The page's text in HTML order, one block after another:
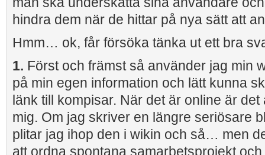
hindra dem när de hittar på nya sätt att
Hmm… ok, får försöka tänka ut ett bra
1. Först och främst så använder jag min
på min egen information och lätt kunna
länk till kompisar. När det är online är det
mig. Om jag skriver en längre seriösare
plitar jag ihop den i wikin och så… men
att ordna spontana samarbetsprojekt